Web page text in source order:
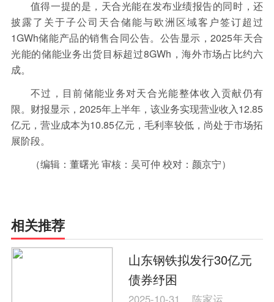
值得一提的是，天合光能在发布业绩报告的同时，还
披露了关于子公司天合储能与欧洲区域客户签订超过
1GWh储能产品的销售合同公告。公告显示，2025年天合
光能的储能业务出货目标超过8GWh，海外市场占比约六
成。
不过，目前储能业务对天合光能整体收入贡献仍有
限。财报显示，2025年上半年，该业务实现营业收入12.85
亿元，营业成本为10.85亿元，毛利率较低，尚处于市场拓
展阶段。
（编辑：董曙光 审核：吴可仲 校对：颜京宁）
相关推荐
山东钢铁拟发行30亿元
债券纾困